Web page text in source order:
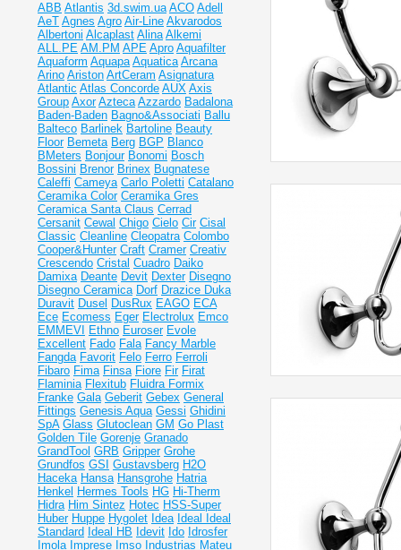
ABB Atlantis 3d.swim.ua ACO Adell
AeT Agnes Agro Air-Line Akvarodos
Albertoni Alcaplast Alina Alkemi
ALL.PE AM.PM APE Apro Aquafilter
Aquaform Aquapa Aquatica Arcana
Arino Ariston ArtCeram Asignatura
Atlantic Atlas Concorde AUX Axis
Group Axor Azteca Azzardo Badalona
Baden-Baden Bagno&Associati Ballu
Balteco Barlinek Bartoline Beauty
Floor Bemeta Berg BGP Blanco
BMeters Bonjour Bonomi Bosch
Bossini Brenor Brinex Bugnatese
Caleffi Cameya Carlo Poletti Catalano
Ceramika Color Ceramika Gres
Ceramiсa Santa Claus Cerrad
Cersanit Cewal Chigo Cielo Cir Cisal
Classic Cleanline Cleopatra Colombo
Cooper&Hunter Craft Cramer Creativ
Crescendo Cristal Cuadro Daiko
Damixa Deante Devit Dexter Disegno
Disegno Ceramica Dorf Drazice Duka
Duravit Dusel DusRux EAGO ECA
Ece Ecomess Eger Electrolux Emco
EMMEVI
Ethno Euroser Evole
Excellent Fado Fala Fancy Marble
Fangda Favorit Felo Ferro Ferroli
Fibaro Fima Finsa Fiore Fir Firat
Flaminia Flexitub Fluidra Formix
Franke Gala Geberit Gebex General
Fittings Genesis Aqua Gessi Ghidini
SpA Glass Glutoclean GM Go Plast
Golden Tile Gorenje Granado
GrandTool GRB Gripper Grohe
Grundfos GSI Gustavsberg H2O
Haceka Hansa Hansgrohe Hatria
Henkel Hermes Tools HG Hi-Therm
Hidra Him Sintez Hotec HSS-Super
Huber Huppe Hygolet Idea Ideal
Ideal
Standard Ideal НВ Idevit Ido Idrosfer
Imola Imprese Imso Industrias Mateu